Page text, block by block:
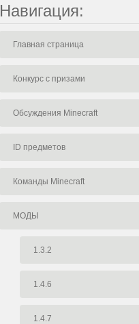
Навигация:
Главная страница
Конкурс с призами
Обсуждения Minecraft
ID предметов
Команды Minecraft
МОДЫ
1.3.2
1.4.6
1.4.7